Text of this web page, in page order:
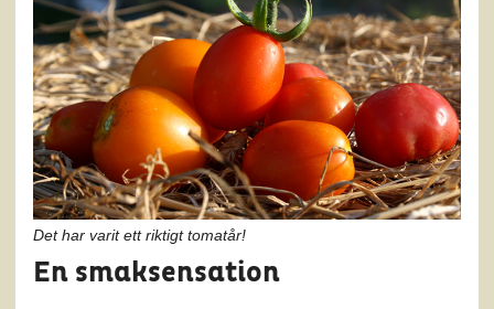
Det har varit ett riktigt tomatår!
En smaksensation